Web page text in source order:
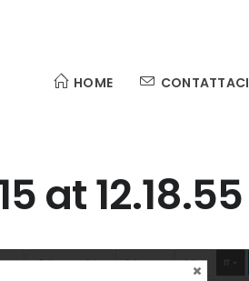
HOME CONTATTACI
at 12.18.55